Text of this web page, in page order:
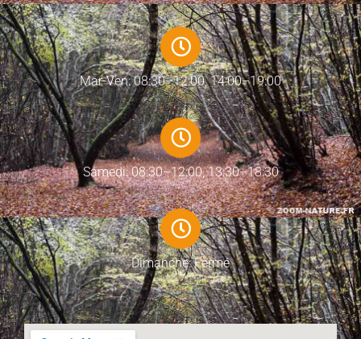
Mar-Ven: 08:30–12:00, 14:00–19:00
Samedi: 08:30–12:00, 13:30–18:30
Dimanche: Fermé